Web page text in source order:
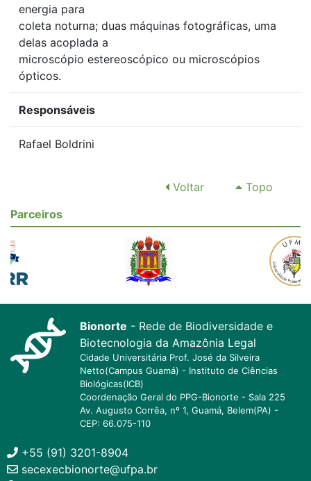
energia para
coleta noturna; duas máquinas fotográficas, uma
delas acoplada a
microscópio estereoscópico ou microscópios
ópticos.
Responsáveis
Rafael Boldrini
Voltar
Topo
Parceiros
Bionorte - Rede de Biodiversidade e
Biotecnologia da Amazônia Legal
Cidade Universitária Prof. José da Silveira
Netto(Campus Guamá) - Instituto de Ciências
Biológicas(ICB)
Coordenação Geral do PPG-Bionorte - Sala 225
Av. Augusto Corrêa, nº 1, Guamá, Belem(PA) -
CEP: 66.075-110
+55 (91) 3201-8904
secexecbionorte@ufpa.br